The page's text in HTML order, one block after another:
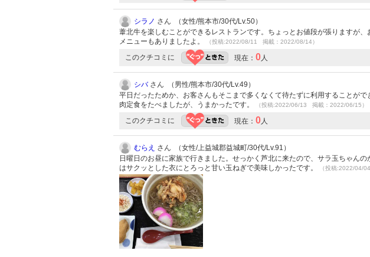
シラノ さん （女性/熊本市/30代/Lv.50）
葦北牛を楽しむことができるレストランです。ちょっとお値段が張りますが
メニューもありましたよ。
（投稿:2022/08/11 掲載：2022/08/14）
このクチコミに 現在： 0人
シバさん （男性/熊本市/30代/Lv.49）
平日だったためか、お客さんもそこまで多くなくて待たずに利用することが
肉定食をたべましたが、うまかったです。
（投稿:2022/06/13 掲載：2022/06/15）
このクチコミに 現在： 0人
むらえ さん （女性/上益城郡益城町/30代/Lv.91）
日曜日のお昼に家族で行きました。せっかく芦北に来たので、サラ玉ちゃん
はサクッとした衣にとろっと甘い玉ねぎで美味しかったです。
（投稿:2022/04/